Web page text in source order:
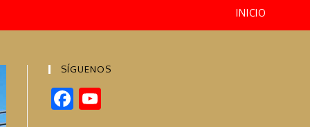
INICIO
SÍGUENOS
F